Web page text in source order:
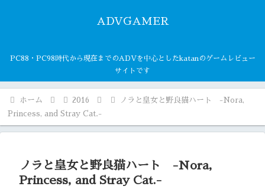
ADVGAMER
PC88・PC98時代から現在までのADVを中心としたkatanのゲームレビュー
サイトです
ホーム 2016
ノラと皇女と野良猫ハート -Nora,
Princess, and Stray Cat.-
ノラと皇女と野良猫ハート -Nora,
Princess, and Stray Cat.-